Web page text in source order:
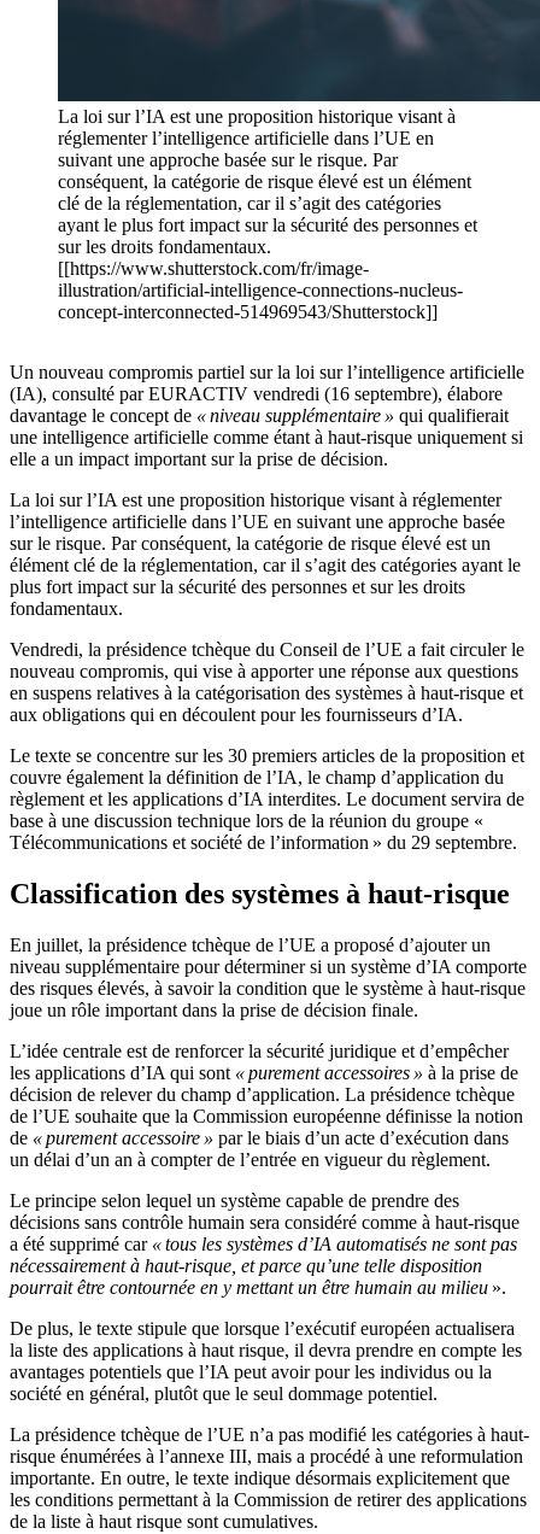
La loi sur l’IA est une proposition historique visant à
réglementer l’intelligence artificielle dans l’UE en
suivant une approche basée sur le risque. Par
conséquent, la catégorie de risque élevé est un élément
clé de la réglementation, car il s’agit des catégories
ayant le plus fort impact sur la sécurité des personnes et
sur les droits fondamentaux.
[[https://www.shutterstock.com/fr/image-
illustration/artificial-intelligence-connections-nucleus-
concept-interconnected-514969543/Shutterstock]]
Un nouveau compromis partiel sur la loi sur l’intelligence artificielle
(IA), consulté par EURACTIV vendredi (16 septembre), élabore
davantage le concept de « niveau supplémentaire » qui qualifierait
une intelligence artificielle comme étant à haut-risque uniquement si
elle a un impact important sur la prise de décision.
La loi sur l’IA est une proposition historique visant à réglementer
l’intelligence artificielle dans l’UE en suivant une approche basée
sur le risque. Par conséquent, la catégorie de risque élevé est un
élément clé de la réglementation, car il s’agit des catégories ayant le
plus fort impact sur la sécurité des personnes et sur les droits
fondamentaux.
Vendredi, la présidence tchèque du Conseil de l’UE a fait circuler le
nouveau compromis, qui vise à apporter une réponse aux questions
en suspens relatives à la catégorisation des systèmes à haut-risque et
aux obligations qui en découlent pour les fournisseurs d’IA.
Le texte se concentre sur les 30 premiers articles de la proposition et
couvre également la définition de l’IA, le champ d’application du
règlement et les applications d’IA interdites. Le document servira de
base à une discussion technique lors de la réunion du groupe «
Télécommunications et société de l’information » du 29 septembre.
Classification des systèmes à haut-risque
En juillet, la présidence tchèque de l’UE a proposé d’ajouter un
niveau supplémentaire pour déterminer si un système d’IA comporte
des risques élevés, à savoir la condition que le système à haut-risque
joue un rôle important dans la prise de décision finale.
L’idée centrale est de renforcer la sécurité juridique et d’empêcher
les applications d’IA qui sont « purement accessoires » à la prise de
décision de relever du champ d’application. La présidence tchèque
de l’UE souhaite que la Commission européenne définisse la notion
de « purement accessoire » par le biais d’un acte d’exécution dans
un délai d’un an à compter de l’entrée en vigueur du règlement.
Le principe selon lequel un système capable de prendre des
décisions sans contrôle humain sera considéré comme à haut-risque
a été supprimé car « tous les systèmes d’IA automatisés ne sont pas
nécessairement à haut-risque, et parce qu’une telle disposition
pourrait être contournée en y mettant un être humain au milieu ».
De plus, le texte stipule que lorsque l’exécutif européen actualisera
la liste des applications à haut risque, il devra prendre en compte les
avantages potentiels que l’IA peut avoir pour les individus ou la
société en général, plutôt que le seul dommage potentiel.
La présidence tchèque de l’UE n’a pas modifié les catégories à haut-
risque énumérées à l’annexe III, mais a procédé à une reformulation
importante. En outre, le texte indique désormais explicitement que
les conditions permettant à la Commission de retirer des applications
de la liste à haut risque sont cumulatives.